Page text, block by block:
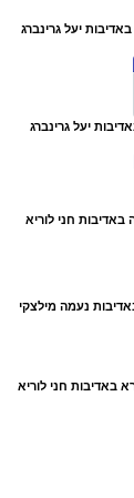
נעמה מילצקי